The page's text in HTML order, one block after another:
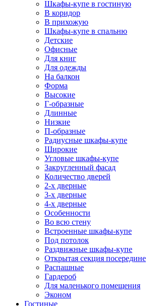
Шкафы-купе в гостиную
В коридор
В прихожую
Шкафы-купе в спальню
Детские
Офисные
Для книг
Для одежды
На балкон
Форма
Высокие
Г-образные
Длинные
Низкие
П-образные
Радиусные шкафы-купе
Широкие
Угловые шкафы-купе
Закругленный фасад
Количество дверей
2-х дверные
3-х дверные
4-х дверные
Особенности
Во всю стену
Встроенные шкафы-купе
Под потолок
Раздвижные шкафы-купе
Открытая секция посередине
Распашные
Гардероб
Для маленького помещения
Эконом
Гостиные